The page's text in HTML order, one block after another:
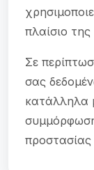
πλαίσιο της
Σε
σας
κατάλληλα